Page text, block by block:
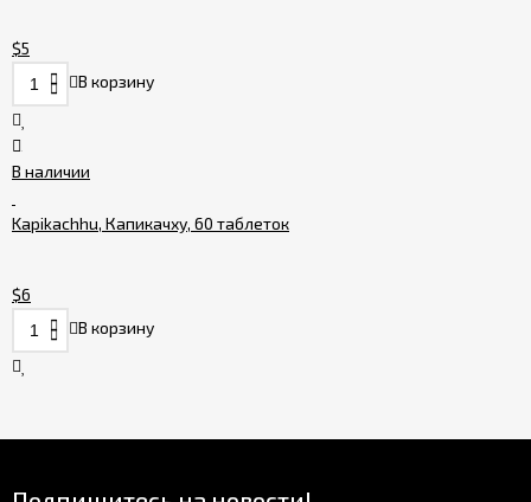
$5
В корзину
В наличии
Kapikachhu, Капикачху, 60 таблеток
$6
В корзину